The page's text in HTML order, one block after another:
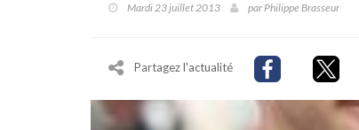
Mardi 23 juillet 2013 parPhilippe Brasseur
Partagez l'actualité